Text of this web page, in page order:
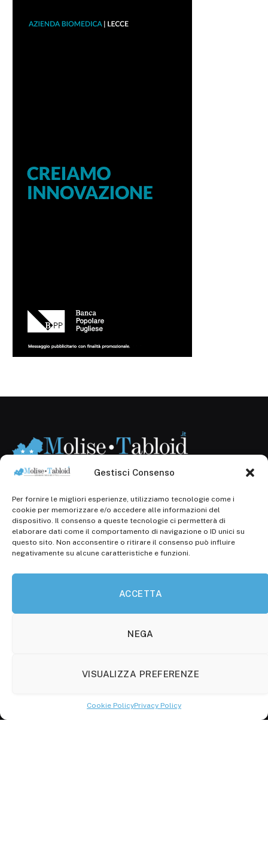
Gestisci Consenso
Per fornire le migliori esperienze, utilizziamo tecnologie come i
cookie per memorizzare e/o accedere alle informazioni del
dispositivo. Il consenso a queste tecnologie ci permetterà di
elaborare dati come il comportamento di navigazione o ID unici su
questo sito. Non acconsentire o ritirare il consenso può influire
negativamente su alcune caratteristiche e funzioni.
ACCETTA
NEGA
VISUALIZZA PREFERENZE
Cookie PolicyPrivacy Policy
Registr. presso il Tribunale di Campobasso: 3/2013 del
14.11.2013, Cron. 1254
Roc: iscrizione n° 25549 (Prot. 1138/com/15 del
30.04.2015)
P.Iva: 01707150700